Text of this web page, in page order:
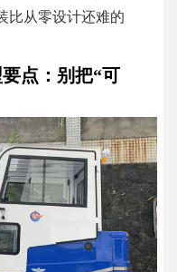
比从零设计还难的
点：别把“可